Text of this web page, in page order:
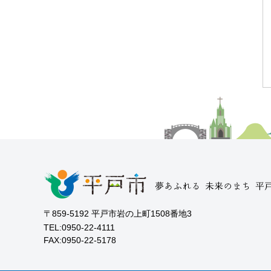
〒859-5192 平戸市岩の上町1508番地3
TEL:0950-22-4111
FAX:0950-22-5178